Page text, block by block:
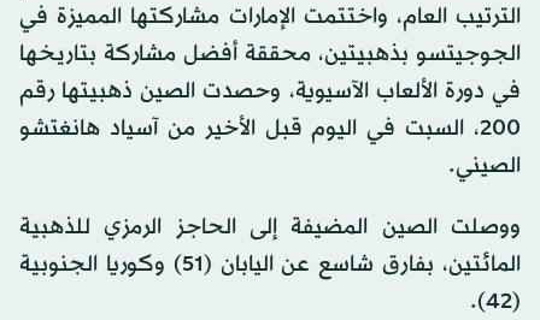
الترتيب العام، واختتمت الإمارات مشاركتها المميزة في
الجوجيتسو بذهبيتين، محققة أفضل مشاركة بتاريخها
في دورة الألعاب الآسيوية، وحصدت الصين ذهبيتها رقم
200، السبت في اليوم قبل الأخير من آسياد هانغتشو
الصيني.
ووصلت الصين المضيفة إلى الحاجز الرمزي للذهبية
المائتين، بفارق شاسع عن اليابان (51) وكوريا الجنوبية
(42).